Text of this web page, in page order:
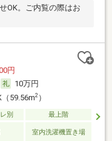
OK。ご内覧の際はお
円
10万円
59.56m2）
別
最上階
室内洗濯機置き場